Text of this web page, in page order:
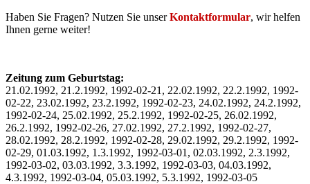
Haben Sie Fragen? Nutzen Sie unserKontaktformular, wir helfen
Ihnen gerne weiter!
Zeitung zum Geburtstag:
21.02.1992, 21.2.1992, 1992-02-21, 22.02.1992, 22.2.1992, 1992-
02-22, 23.02.1992, 23.2.1992, 1992-02-23, 24.02.1992, 24.2.1992,
1992-02-24, 25.02.1992, 25.2.1992, 1992-02-25, 26.02.1992,
26.2.1992, 1992-02-26, 27.02.1992, 27.2.1992, 1992-02-27,
28.02.1992, 28.2.1992, 1992-02-28, 29.02.1992, 29.2.1992, 1992-
02-29, 01.03.1992, 1.3.1992, 1992-03-01, 02.03.1992, 2.3.1992,
1992-03-02, 03.03.1992, 3.3.1992, 1992-03-03, 04.03.1992,
4.3.1992, 1992-03-04, 05.03.1992, 5.3.1992, 1992-03-05